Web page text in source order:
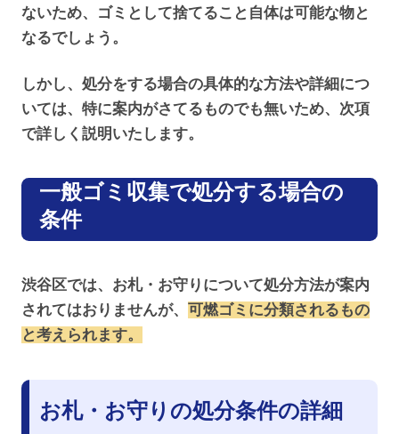
ないため、ゴミとして捨てること自体は可能な物と
なるでしょう。
しかし、処分をする場合の具体的な方法や詳細につ
いては、特に案内がさてるものでも無いため、次項
で詳しく説明いたします。
一般ゴミ収集で処分する場合の
条件
渋谷区では、お札・お守りについて処分方法が案内
されてはおりませんが、 可燃ゴミに分類されるもの
と考えられます。
お札・お守りの処分条件の詳細